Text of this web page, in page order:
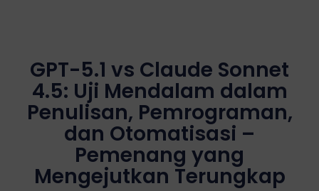
GPT-5.1 vs Claude Sonnet
4.5: Uji Mendalam dalam
Penulisan, Pemrograman,
dan Otomatisasi –
Pemenang yang
Mengejutkan Terungkap